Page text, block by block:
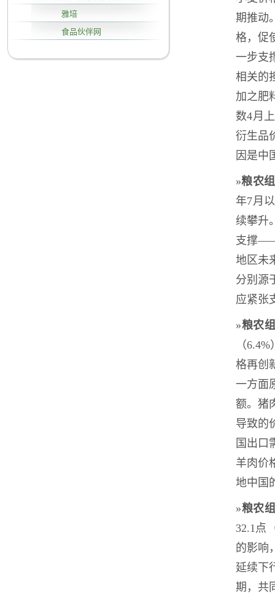
雅培
食品伙伴网
期推动
格，促
一步支
相关的
加之肥
数4月
衍生品
因是中
»粮农
年7月
续攀升
支撑——
地区未
分别源
应紧张
»粮农
（
格再创
一方面
额。猪
导致的
国出口
羊肉价
地中国
»粮农
32.1点
的影响
延续下
期，共